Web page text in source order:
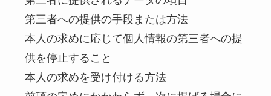
第三者への提供の手段または方法
本人の求めに応じて個人情報の第三者への提
供を停止すること
本人の求めを受け付ける方法